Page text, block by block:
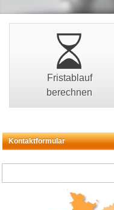
Fristablauf
berechnen
Kontaktformular